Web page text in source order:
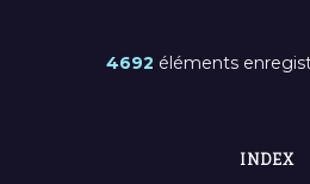
4692 éléments
INDEX